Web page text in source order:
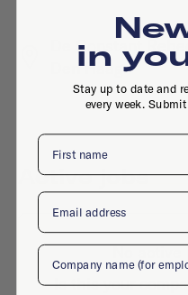
De Constant
Den Haag
Active jobs
No active
Is this your
in
Stay up to date and
every week.
First name
Email
Company